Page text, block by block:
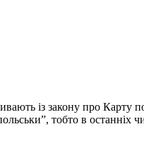
із закону про Карту
тобто в останніх